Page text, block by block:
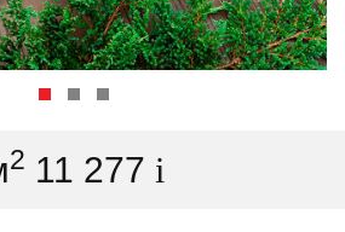
2 11 277 i